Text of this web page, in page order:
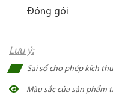
Đóng gói
Lưu ý:
Sai số cho phép kích
Màu sắc của sản phẩm